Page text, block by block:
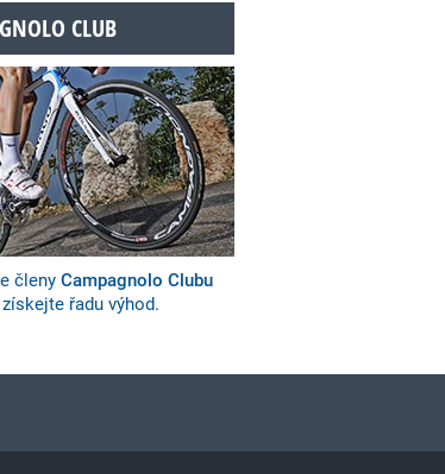
CLUB
členy Campagnolo Clubu
řadu výhod.